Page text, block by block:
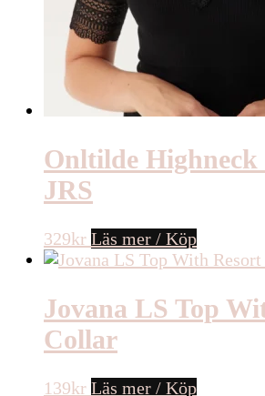
Onltilde Highneck
JRS
329kr Läs mer / Köp
Jovana LS Top
Collar
139kr Läs mer / Köp